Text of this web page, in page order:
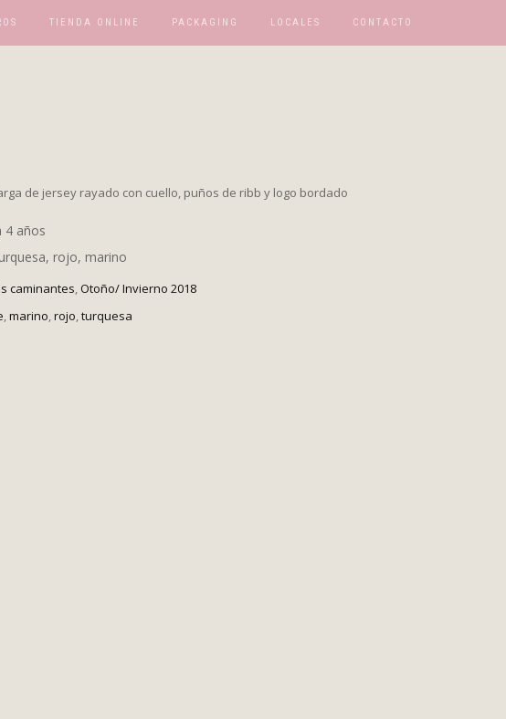
TIENDA ONLINE PACKAGING LOCALES CONTACTO
de jersey rayado con cuello, puños de ribb y logo bordado
4 años
rojo, marino
caminantes,Otoño/ Invierno 2018
,marino,rojo,turquesa